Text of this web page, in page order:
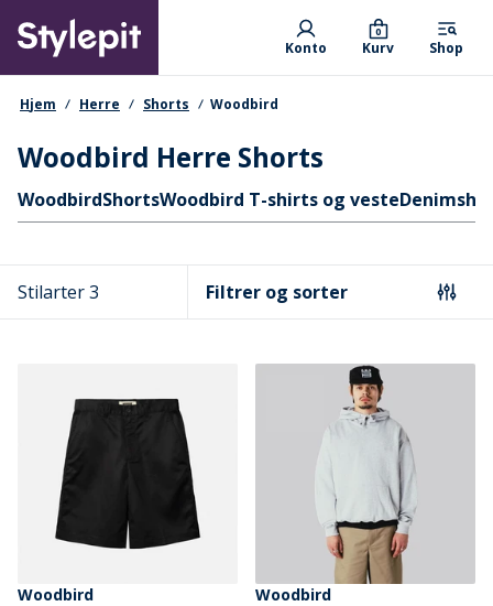
main
content
Primary departments
Konto Kurv
0
Shop
navigationssti
Hjem Herre Shorts Woodbird
Woodbird Herre Shorts
Hurtige links
WoodbirdShortsWoodbird T-shirts og veste
Stilarter 3 Filtrer og sorter
Woodbird
Woodbird